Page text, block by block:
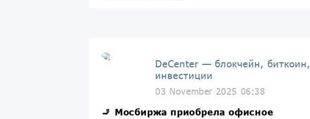
DeCenter — блокчейн, биткоин,
инвестиции
03 November 2025 06:38
🚬 Мосбиржа приобрела офисное